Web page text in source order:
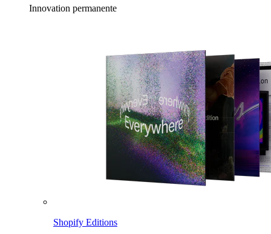
Innovation permanente
Shopify Editions